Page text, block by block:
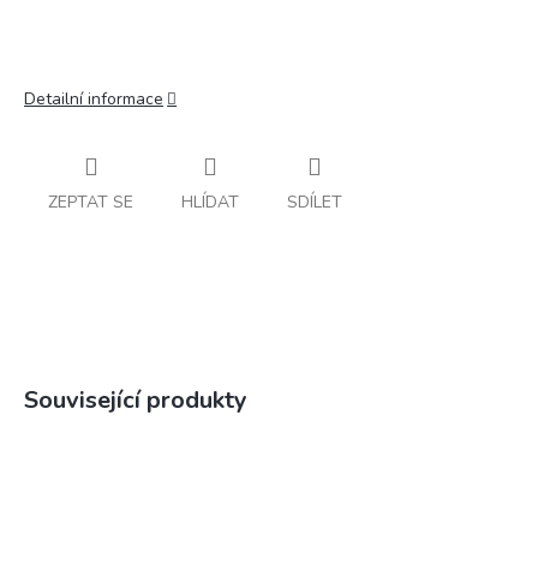
Detailní informace
ZEPTAT SE HLÍDAT SDÍLET
Související produkty